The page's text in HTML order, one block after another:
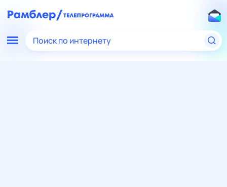
Поиск по интернету